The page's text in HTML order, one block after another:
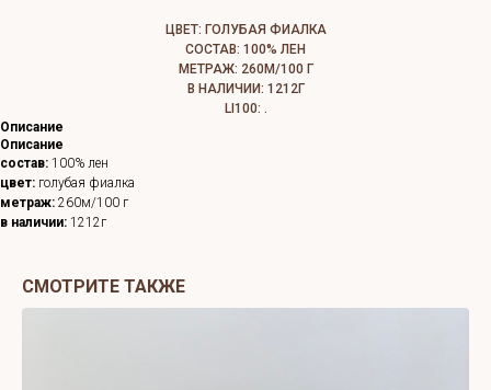
ЦВЕТ: ГОЛУБАЯ ФИАЛКА
СОСТАВ: 100% ЛЕН
МЕТРАЖ: 260М/100 Г
В НАЛИЧИИ: 1212Г
LI100: .
Описание
Описание
состав: 100% лен
цвет: голубая фиалка
метраж: 260м/100 г
в наличии: 1212г
СМОТРИТЕ ТАКЖЕ